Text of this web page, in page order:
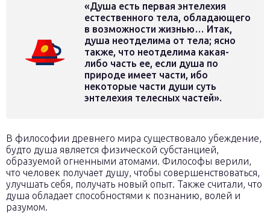
«Душа есть первая энтелехия
естественного тела, обладающего
в возможности жизнью… Итак,
душа неотделима от тела; ясно
также, что неотделима какая-
либо часть ее, если душа по
природе имеет части, ибо
некоторые части души суть
энтелехия телесных частей».
В философии древнего мира существовало убеждение,
будто душа является физической субстанцией,
образуемой огненными атомами. Философы верили,
что человек получает душу, чтобы совершенствоваться,
улучшать себя, получать новый опыт. Также считали, что
душа обладает способностями к познанию, волей и
разумом.